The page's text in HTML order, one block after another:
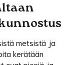
metsistä ja
kerätään